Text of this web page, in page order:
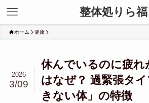
整体処りら福
ホーム 健康
休んでいるのに疲れ
はなぜ？ 過緊張タ
きない体」の特徴
2026
3/09